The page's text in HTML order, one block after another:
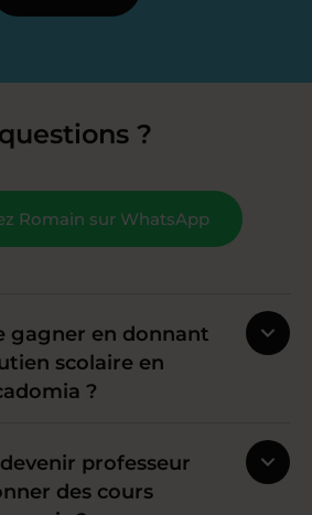
?
Romain sur WhatsApp
gagner en donnant
scolaire en
?
professeur
des cours